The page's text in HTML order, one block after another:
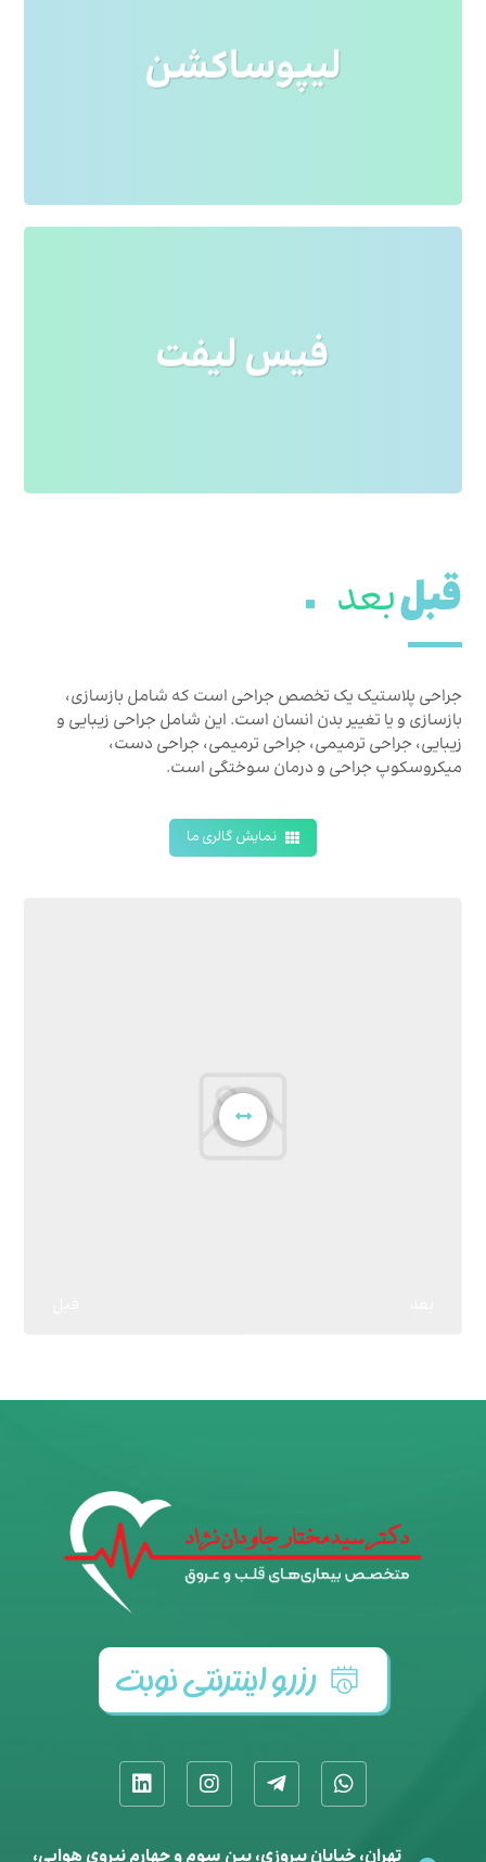
لیپوساکشن
لورم ایپسوم متن ساختگی با تولید سادگی
نامفهوم از صنعت چاپ و با استفاده از طراحان
گرافیک است. چاپگرها و متون بلکه روزنامه و
مجله در ستون و سطرآنچنان که لازم است و
برای شرایط فعلی تکنولوژی مورد نیاز و
کاربردهای متنوع با هدف بهبود ابزارهای
فیس لیفت
لورم ایپسوم متن ساختگی با تولید سادگی
نامفهوم از صنعت چاپ و با استفاده از طراحان
گرافیک است. چاپگرها و متون بلکه روزنامه و
مجله در ستون و سطرآنچنان که لازم است و
برای شرایط فعلی تکنولوژی مورد نیاز و
قبلبعد
جراحی پلاستیک یک تخصص جراحی است که شامل بازسازی،
بازسازی و یا تغییر بدن انسان است. این شامل جراحی زیبایی و
زیبایی، جراحی ترمیمی، جراحی ترمیمی، جراحی دست،
میکروسکوپ جراحی و درمان سوختگی است.
نمایش گالری ما
رزرو اینترنتی نوبت